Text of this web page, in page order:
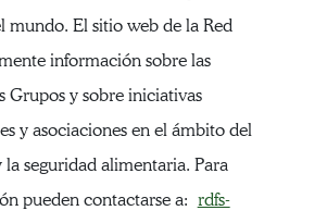
mundo. El sitio web de la Red
información sobre las
Grupos y sobre iniciativas
y asociaciones en el ámbito del
seguridad alimentaria. Para
pueden contactarse a: rdfs-